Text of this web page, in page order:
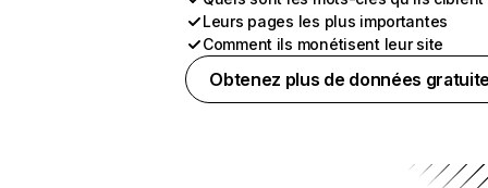
Leurs pages les plus importantes
Comment ils monétisent leur site
Obtenez plus de données